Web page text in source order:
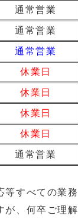
通常営業
通常営業
通常営業
休業日
休業日
休業日
休業日
通常営業
すべての業
、何卒ご理